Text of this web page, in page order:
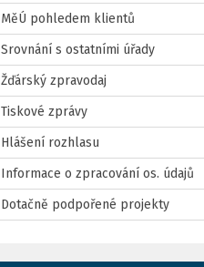
MěÚ pohledem klientů
Srovnání s ostatními úřady
Žďárský zpravodaj
Tiskové zprávy
Hlášení rozhlasu
Informace o zpracování os. údajů
Dotačně podpořené projekty